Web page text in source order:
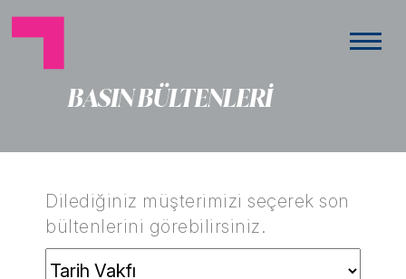
BASIN BÜLTENLERİ
Dilediğiniz müşterimizi seçerek son
bültenlerini görebilirsiniz.